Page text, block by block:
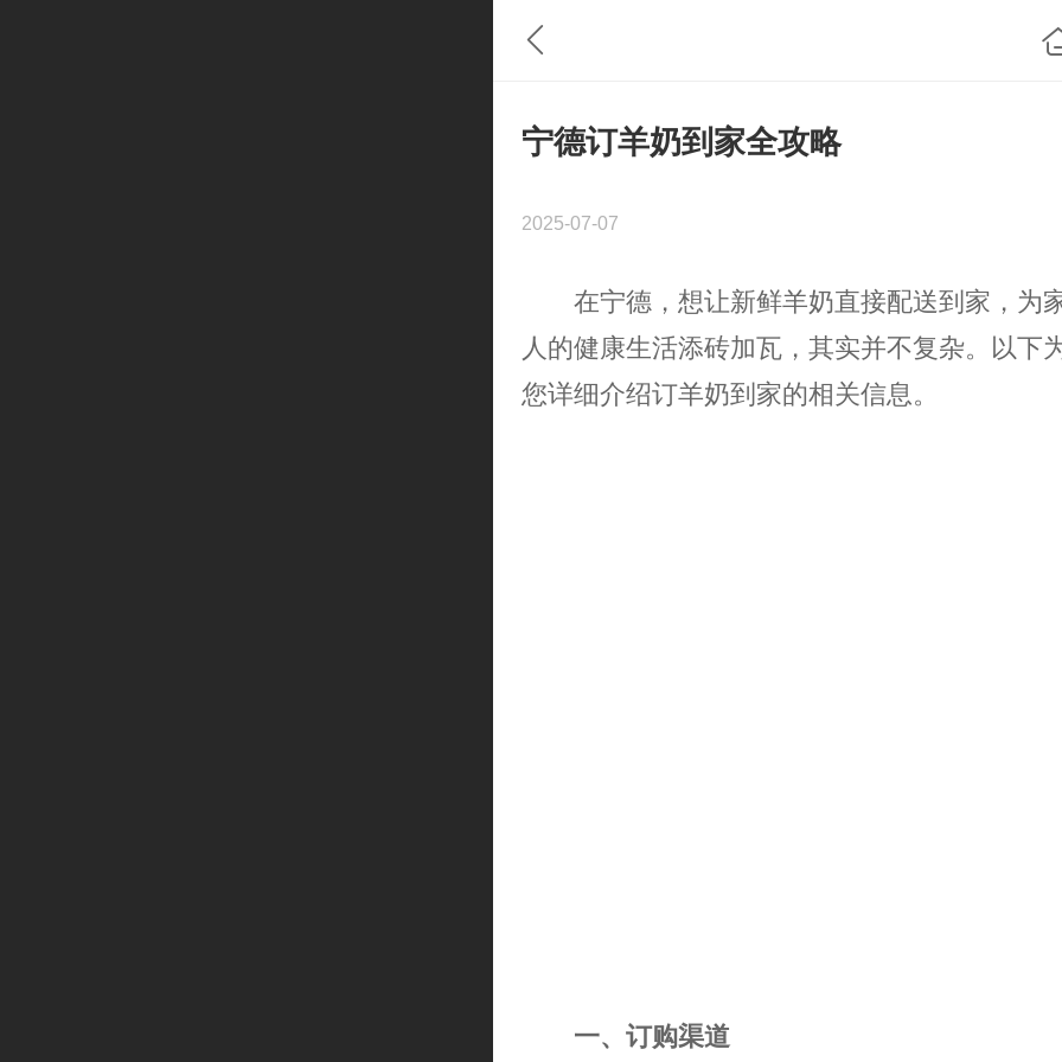
宁德订羊奶到家全攻略
2025-07-07
在宁德，想让新鲜羊奶直接配送到家，为
人的健康生活添砖加瓦，其实并不复杂。以下
您详细介绍订羊奶到家的相关信息。
一、订购渠道